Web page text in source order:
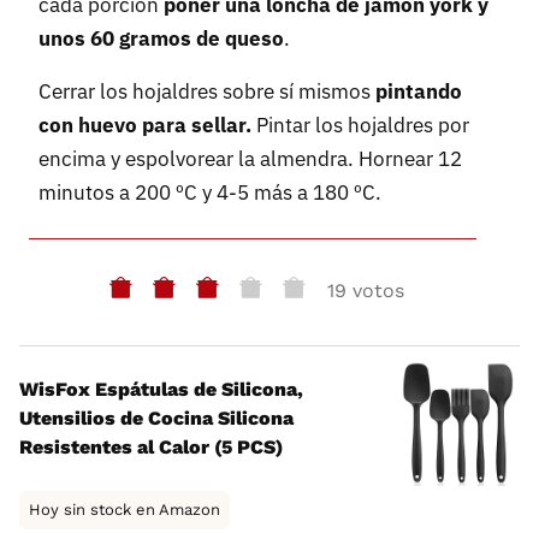
unos 60 gramos de queso.
Cerrar los hojaldres sobre sí mismos pintando
con huevo para sellar. Pintar los hojaldres por
encima y espolvorear la almendra. Hornear 12
minutos a 200 ºC y 4-5 más a 180 ºC.
19 votos
WisFox Espátulas de Silicona,
Utensilios de Cocina Silicona
Resistentes al Calor (5 PCS)
Hoy sin stock en Amazon